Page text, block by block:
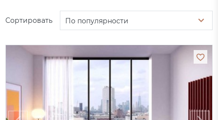
Сортировать По популярности